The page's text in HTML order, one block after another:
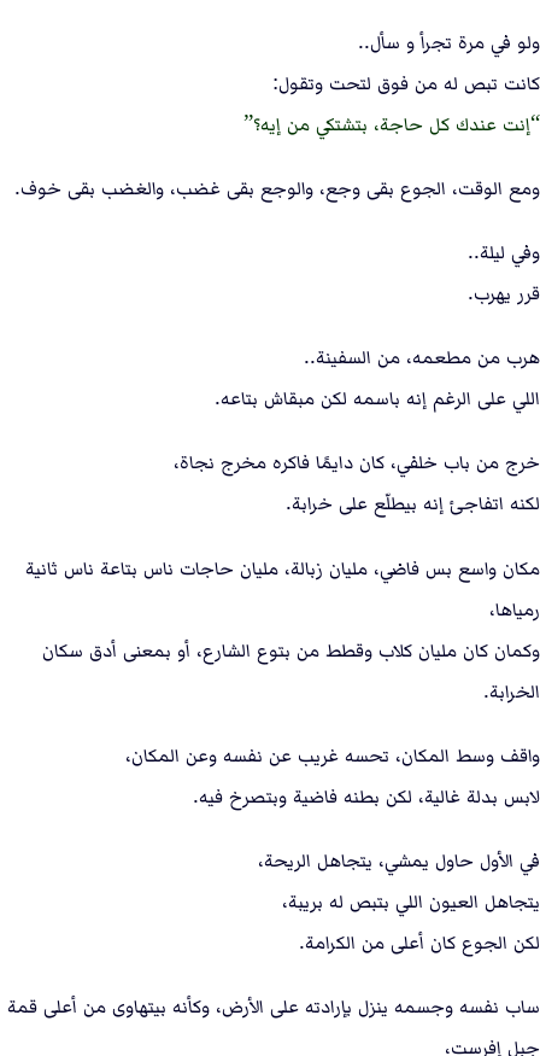
ولو في مرة تجرأ و سأل..
كانت تبص له من فوق لتحت وتقول:
إنت عندك كل حاجة، بتشتكي من إيه؟
ومع الوقت، الجوع بقى وجع، والوجع بقى غضب، والغضب بقى خوف.
وفي ليلة..
قرر يهرب.
هرب من مطعمه، من السفينة..
اللي على الرغم إنه باسمه لكن مبقاش بتاعه.
خرج من باب خلفي، كان دايمًا فاكره مخرج نجاة،
لكنه اتفاجئ إنه بيطلّع على خرابة.
مكان واسع بس فاضي، مليان زبالة، مليان حاجات ناس بتاعة ناس ثانية
رمياها،
وكمان كان مليان كلاب وقطط من بتوع الشارع، أو بمعنى أدق سكان
الخرابة.
واقف وسط المكان، تحسه غريب عن نفسه وعن المكان،
لابس بدلة غالية، لكن بطنه فاضية وبتصرخ فيه.
في الأول حاول يمشي، يتجاهل الريحة،
يتجاهل العيون اللي بتبص له بريبة،
لكن الجوع كان أعلى من الكرامة.
ساب نفسه وجسمه ينزل بإرادته على الأرض، وكأنه بيتهاوى من أعلى قمة
جبل إفرست،